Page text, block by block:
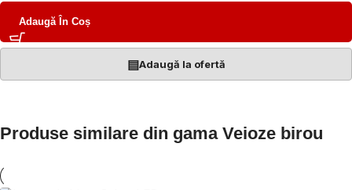
Adaugă În Coș
▤Adaugă la ofertă
Produse similare din gama Veioze birou